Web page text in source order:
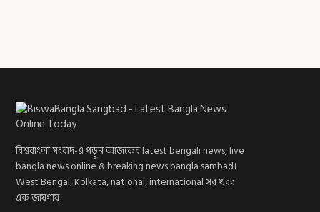
বিশ্ববাংলা সংবাদ-এ পড়ুন আজকের latest bengali news, live
bangla news online & breaking news bangla sambad।
West Bengal, Kolkata, national, international সব খবর
এক জায়গায়।